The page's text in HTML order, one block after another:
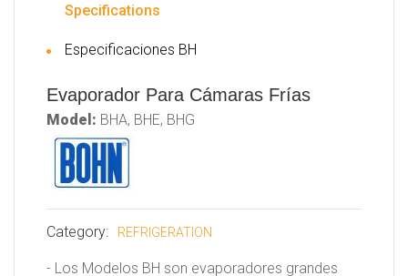
Specifications
Especificaciones BH
Evaporador Para Cámaras Frías
Model: BHA, BHE, BHG
Category: REFRIGERATION
- Los Modelos BH son evaporadores grandes